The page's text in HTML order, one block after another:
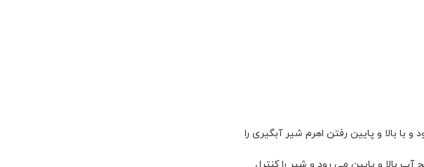
بالا و پایین رفتن اهرم شیر آبگیری را